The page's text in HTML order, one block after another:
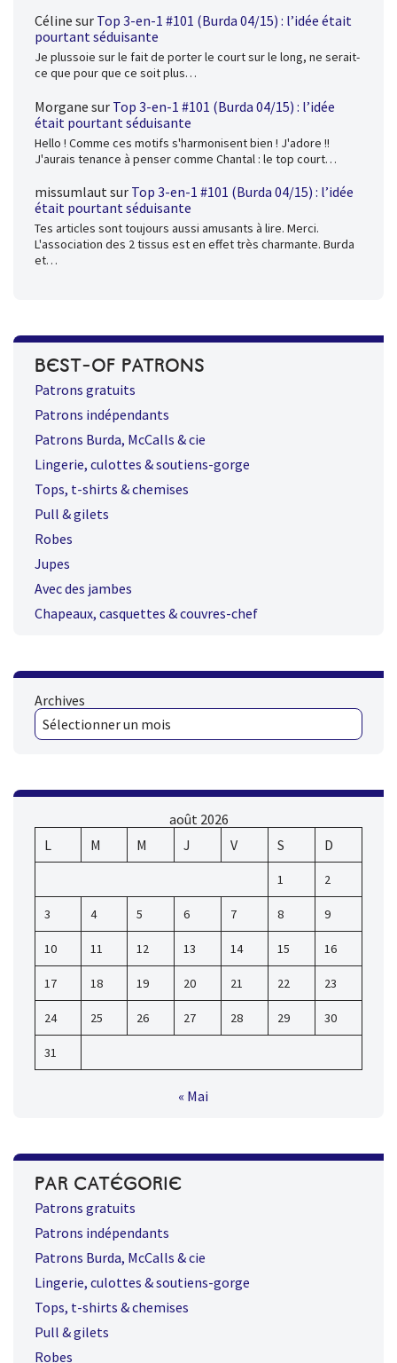
Céline sur Top 3-en-1 #101 (Burda 04/15) : l’idée était
pourtant séduisante
Je plussoie sur le fait de porter le court sur le long, ne serait-
ce que pour que ce soit plus…
Morgane sur Top 3-en-1 #101 (Burda 04/15) : l’idée
était pourtant séduisante
Hello ! Comme ces motifs s'harmonisent bien ! J'adore !!
J'aurais tenance à penser comme Chantal : le top court…
missumlautsur Top 3-en-1 #101 (Burda 04/15) : l’idée
était pourtant séduisante
Tes articles sont toujours aussi amusants à lire. Merci.
L'association des 2 tissus est en effet très charmante. Burda
et…
BEST-OF PATRONS
Patrons gratuits
Patrons indépendants
Patrons Burda, McCalls & cie
Lingerie, culottes & soutiens-gorge
Tops, t-shirts & chemises
Pull & gilets
Robes
Jupes
Avec des jambes
Chapeaux, casquettes & couvres-chef
Archives
août 2026
L
M M J V S D
1 2
3 4 5 6 7 8 9
10 11 12 13 14 15 16
17 18 19 20 21 22 23
24 25 26 27 28 29 30
31
« Mai
PAR CATÉGORIE
Patrons gratuits
Patrons indépendants
Patrons Burda, McCalls & cie
Lingerie, culottes & soutiens-gorge
Tops, t-shirts & chemises
Pull & gilets
Robes